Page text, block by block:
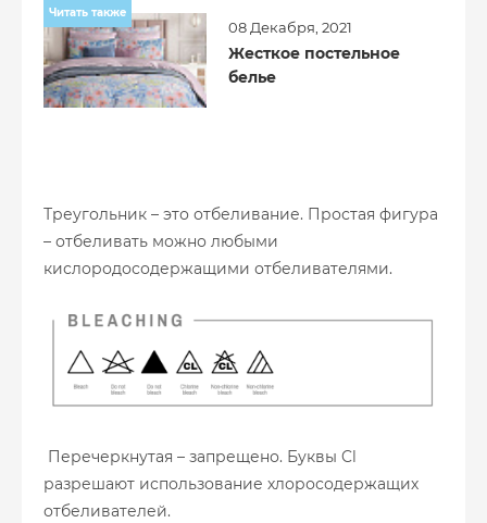
Читать также
08 Декабря, 2021
Жесткое постельное
белье
Треугольник – это отбеливание. Простая фигура
– отбеливать можно любыми
кислородосодержащими отбеливателями.
Перечеркнутая – запрещено. Буквы Cl
разрешают использование хлоросодержащих
отбеливателей.